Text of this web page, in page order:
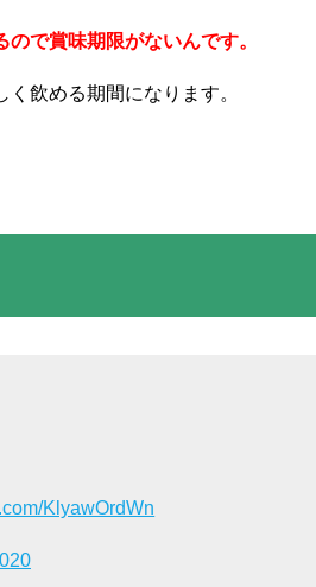
で賞味期限がないんです。
飲める期間になります。
KlyawOrdWn